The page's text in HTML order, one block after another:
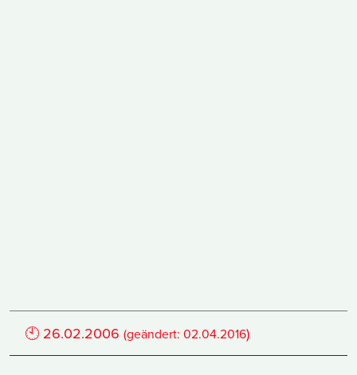
🕙 26.02.2006 (geändert:02.04.2016)